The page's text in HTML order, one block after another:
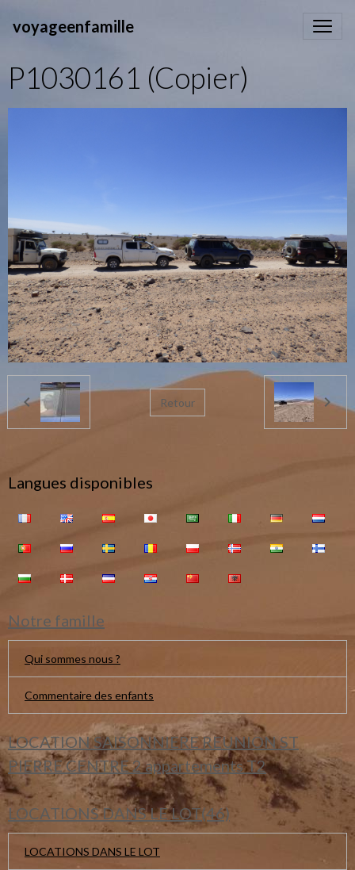
voyageenfamille
P1030161 (Copier)
Retour
Langues disponibles
Notre famille
Qui sommes nous ?
Commentaire des enfants
LOCATION SAISONNIERE REUNION ST
PIERRE CENTRE 2 appartements T2
LOCATIONS DANS LE LOT(46)
LOCATIONS DANS LE LOT